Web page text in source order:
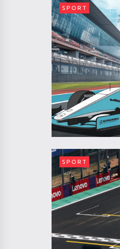
SPORT
SPORT